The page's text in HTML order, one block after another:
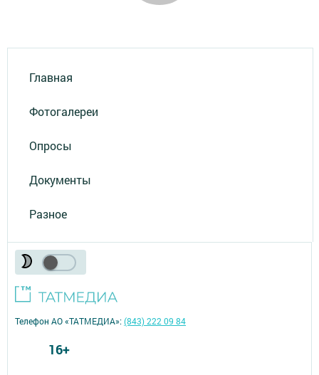
Главная
Фотогалереи
Опросы
Документы
Разное
Телефон АО «ТАТМЕДИА»:(843) 222 09 84
16+